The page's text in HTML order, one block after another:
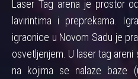
Laser Tag arena je prostor
lavirintima i preprekama.
igraonice u Novom Sadu je
osvetljenjem. U laser tag
na kojima se nalaze baze